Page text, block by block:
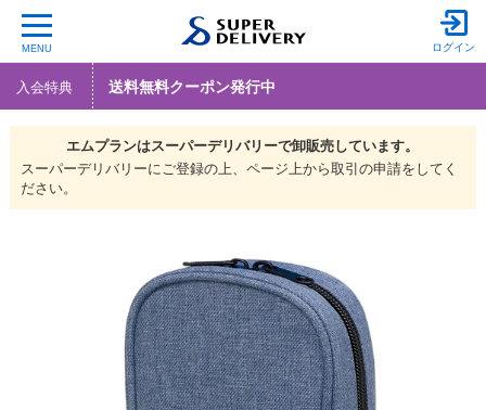
MENU ログイン
入会特典 送料無料クーポン発行中
エムプランはスーパーデリバリーで卸販売しています。
スーパーデリバリーにご登録の上、ページ上から取引の申請をしてく
ださい。